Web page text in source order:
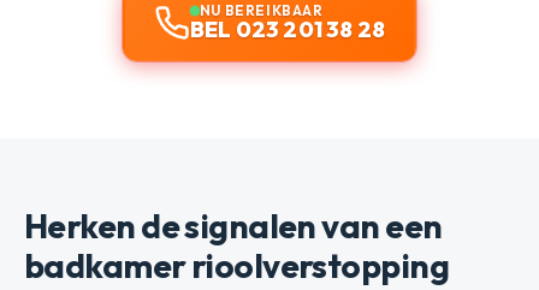
NU BEREIKBAAR
BEL 023 201 38 28
Herken de signalen van een
badkamer rioolverstopping